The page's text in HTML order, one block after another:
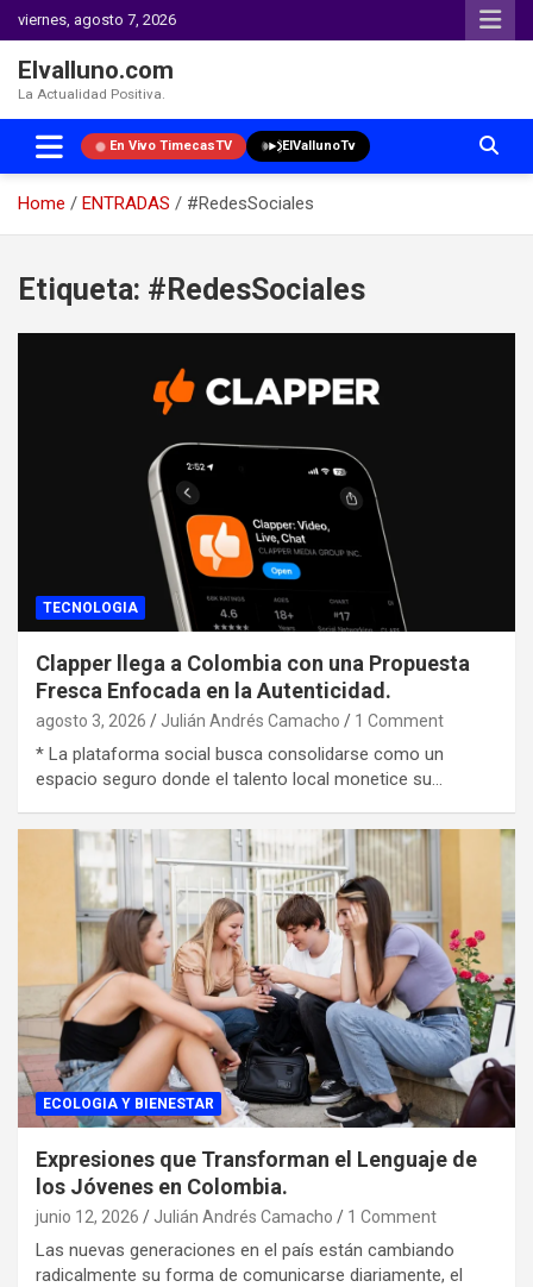
viernes, agosto 7, 2026
Elvalluno.com
La Actualidad Positiva.
En Vivo TimecasTV ElVallunoTv
Home ENTRADAS
#RedesSociales
content
Etiqueta: #RedesSociales
TECNOLOGIA
Clapper llega a Colombia con una Propuesta
Fresca Enfocada en la Autenticidad.
agosto 3, 2026 Julián Andrés Camacho 1 Comment
* La plataforma social busca consolidarse como un
espacio seguro donde el talento local monetice su…
ECOLOGIA Y BIENESTAR
Expresiones que Transforman el Lenguaje de
los Jóvenes en Colombia.
junio 12, 2026 Julián Andrés Camacho 1 Comment
Las nuevas generaciones en el país están cambiando
radicalmente su forma de comunicarse diariamente, el